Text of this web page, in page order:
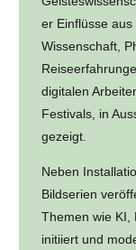
er Einflüsse aus
Wissenschaft,
digitalen
Festivals, in
gezeigt.
Neben
Bildserien
Themen wie KI,
initiiert und